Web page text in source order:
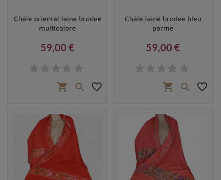
Châle oriental laine brodée
multicolore
59,00 €
shopping_cart  favorite_border
Châle laine brodée bleu
parme
59,00 €
shopping_cart  favorite_border